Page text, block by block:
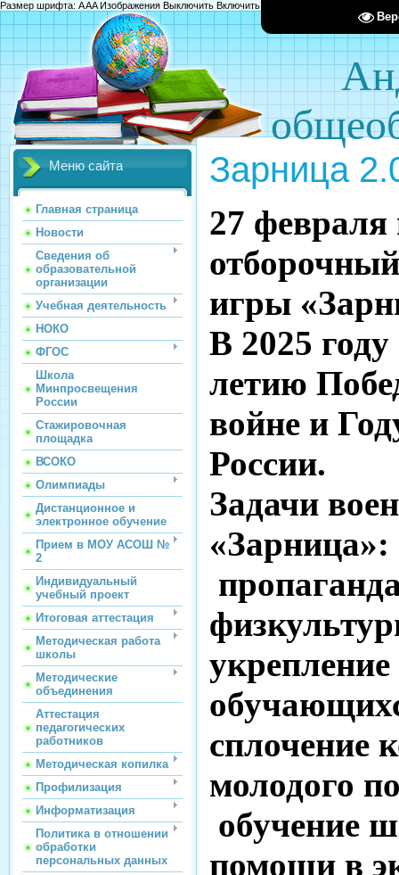
Размер шрифта: AAAИзображения Выключить Включить
Меню сайта
Главная страница
Новости
Сведения об
образовательной
организации
Учебная деятельность
НОКО
ФГОС
Школа
Минпросвещения
России
Стажировочная
площадка
ВСОКО
Олимпиады
Дистанционное и
электронное обучение
Прием в МОУ АСОШ №
2
Индивидуальный
учебный проект
Итоговая аттестация
Методическая работа
школы
Методические
объединения
Аттестация
педагогических
работников
Методическая копилка
Профилизация
Информатизация
Политика в отношении
обработки
персональных данных
Зарница
27
игры
В 2025
летию
войне и
России.
Задачи
«Зарница»:
сплочение
молодого
обучение
помощи в